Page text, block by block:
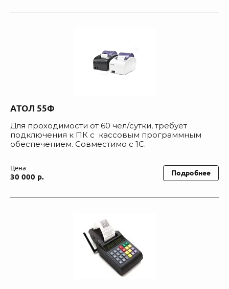
АТОЛ 55Ф
Для проходимости от 60 чел/сутки, требует
подключения к ПК с кассовым программным
обеспечением. Совместимо с 1С.
Цена
30 000 р. Подробнее